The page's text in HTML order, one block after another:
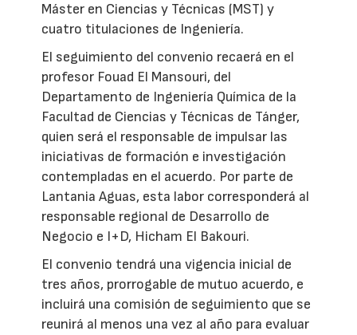
Máster en Ciencias y Técnicas (MST) y
cuatro titulaciones de Ingeniería.
El seguimiento del convenio recaerá en el
profesor Fouad El Mansouri, del
Departamento de Ingeniería Química de la
Facultad de Ciencias y Técnicas de Tánger,
quien será el responsable de impulsar las
iniciativas de formación e investigación
contempladas en el acuerdo. Por parte de
Lantania Aguas, esta labor corresponderá al
responsable regional de Desarrollo de
Negocio e I+D, Hicham El Bakouri.
El convenio tendrá una vigencia inicial de
tres años, prorrogable de mutuo acuerdo, e
incluirá una comisión de seguimiento que se
reunirá al menos una vez al año para evaluar